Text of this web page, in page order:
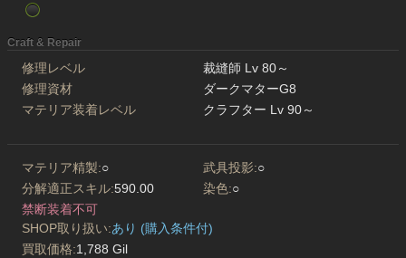
Craft & Repair
修理レベル
裁縫師 Lv 80～
修理資材
ダークマターG8
マテリア装着レベル
クラフター Lv 90～
マテリア精製:○ 武具投影:○
分解適正スキル:590.00 染色:○
禁断装着不可
SHOP取り扱い:あり (購入条件付)
買取価格:1,788 Gil